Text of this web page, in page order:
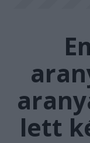
lett